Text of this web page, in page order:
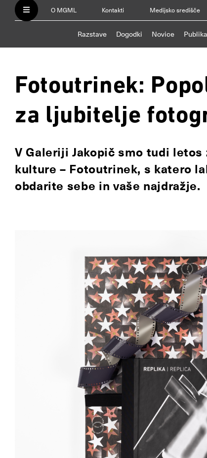
O MGML Kontakti Medijsko središče
Razstave Dogodki Novice
Fotoutrinek:
za ljubitelje
V Galeriji Jakopič smo tudi
kulture – Fotoutrinek, s katero
obdarite sebe in vaše najdražje.